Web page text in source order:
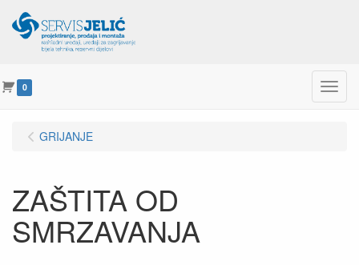
0 Menu
GRIJANJE
ZAŠTITA OD
SMRZAVANJA